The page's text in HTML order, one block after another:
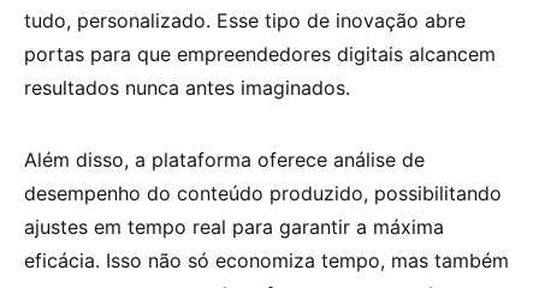
tudo, personalizado. Esse tipo de inovação abre
portas para que empreendedores digitais alcancem
resultados nunca antes imaginados.
Além disso, a plataforma oferece análise de
desempenho do conteúdo produzido, possibilitando
ajustes em tempo real para garantir a máxima
eficácia. Isso não só economiza tempo, mas também